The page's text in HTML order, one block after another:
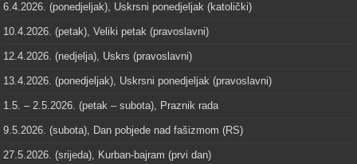
6.4.2026. (ponedjeljak), Uskrsni ponedjeljak (katolički)
10.4.2026. (petak), Veliki petak (pravoslavni)
12.4.2026. (nedjelja), Uskrs (pravoslavni)
13.4.2026. (ponedjeljak), Uskrsni ponedjeljak (pravoslavni)
1.5. – 2.5.2026. (petak – subota), Praznik rada
9.5.2026. (subota), Dan pobjede nad fašizmom (RS)
27.5.2026. (srijeda), Kurban-bajram (prvi dan)